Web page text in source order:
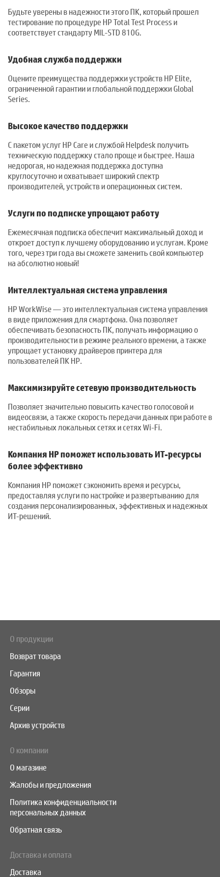
Будьте уверены в надежности этого ПК, который прошел
тестирование по процедуре HP Total Test Process и
соответствует стандарту MIL-STD 810G.
Удобная служба поддержки
Оцените преимущества поддержки устройств HP Elite,
ограниченной гарантии и глобальной поддержки Global
Series.
Высокое качество поддержки
С пакетом услуг HP Care и службой Helpdesk получить
техническую поддержку стало проще и быстрее. Наша
недорогая, но надежная поддержка доступна
круглосуточно и охватывает широкий спектр
производителей, устройств и операционных систем.
Услуги по подписке упрощают работу
Ежемесячная подписка обеспечит максимальный доход и
откроет доступ к лучшему оборудованию и услугам. Кроме
того, через три года вы сможете заменить свой компьютер
на абсолютно новый!
Интеллектуальная система управления
HP WorkWise — это интеллектуальная система управления
в виде приложения для смартфона. Она позволяет
обеспечивать безопасность ПК, получать информацию о
производительности в режиме реального времени, а также
упрощает установку драйверов принтера для
пользователей ПК HP.
Максимизируйте сетевую производительность
Позволяет значительно повысить качество голосовой и
видеосвязи, а также скорость передачи данных при работе в
нестабильных локальных сетях и сетях Wi-Fi.
Компания HP поможет использовать ИТ-ресурсы
более эффективно
Компания HP поможет сэкономить время и ресурсы,
предоставляя услуги по настройке и развертыванию для
создания персонализированных, эффективных и надежных
ИТ-решений.
О продукции
Возврат товара
Гарантия
Обзоры
Серии
Архив устройств
О компании
О магазине
Жалобы и предложения
Политика конфиденциальности
персональных данных
Обратная связь
Доставка и оплата
Доставка